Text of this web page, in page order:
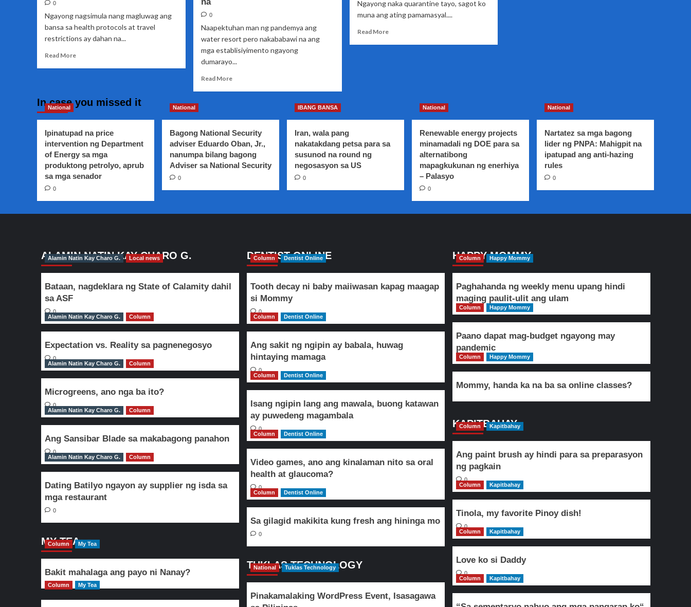
0
Ngayong nagsimula nang magluwag ang
bansa sa health protocols at travel
restrictions ay dahan na...
Read MoreRead
Northern
unti-
unti
nang
sumisigla
0
Naapektuhan man ng pandemya ang
water resort pero nakababawi na ang
mga establisiyimento ngayong
dumarayo...
Read MoreRead
at
sites
sa
Bukidnon
Ngayong naka quarantine tayo, sagot ko
muna ang ating pamamasyal....
Read MoreRead
In case you missed it
National
Ipinatupad na price
intervention ng Department
of Energy sa mga
produktong petrolyo, aprub
sa mga senador
0
National
Bagong National Security
adviser Eduardo Oban, Jr.,
nanumpa bilang bagong
Adviser sa National Security
0
IBANG BANSA
Iran, wala pang
nakatakdang petsa para sa
susunod na round ng
negosasyon sa US
0
National
Renewable energy projects
minamadali ng DOE para sa
alternatibong
mapagkukunan ng enerhiya
– Palasyo
0
National
Nartatez sa mga bagong
lider ng PNPA: Mahigpit na
ipatupad ang anti-hazing
rules
0
ALAMIN NATIN KAY CHARO G.
Alamin Natin Kay Charo G. Local news
Bataan, nagdeklara ng State of Calamity dahil
sa ASF
0
Alamin Natin Kay Charo G.
Column
Expectation vs. Reality sa pagnenegosyo
0
Alamin Natin Kay Charo G.
Column
Microgreens, ano nga ba ito?
0
Alamin Natin Kay Charo G.
Column
Ang Sansibar Blade sa makabagong panahon
0
Alamin Natin Kay Charo G.
Column
Dating Batilyo ngayon ay supplier ng isda sa
mga restaurant
0
MY TEA
Column My Tea
Bakit mahalaga ang payo ni Nanay?
Column My Tea
DENTIST ONLINE
Column Dentist Online
Tooth decay ni baby maiiwasan kapag maagap
si Mommy
0
Column
Dentist Online
Ang sakit ng ngipin ay babala, huwag
hintaying mamaga
0
Column
Dentist Online
Isang ngipin lang ang mawala, buong katawan
ay puwedeng magambala
0
Column
Dentist Online
Video games, ano ang kinalaman nito sa oral
health at glaucoma?
0
Column
Dentist Online
Sa gilagid makikita kung fresh ang hininga mo
0
TUKLAS TECHNOLOGY
National Tuklas Technology
Pinakamalaking WordPress Event, Isasagawa
HAPPY MOMMY
Column Happy Mommy
Paghahanda ng weekly menu upang hindi
maging paulit-ulit ang ulam
Column Happy Mommy
Paano dapat mag-budget ngayong may
pandemic
Column Happy Mommy
Mommy, handa ka na ba sa online classes?
KAPITBAHAY
Column Kapitbahay
Ang paint brush ay hindi para sa preparasyon
ng pagkain
0
Column
Kapitbahay
Tinola, my favorite Pinoy dish!
0
Column
Kapitbahay
Love ko si Daddy
0
Column
Kapitbahay